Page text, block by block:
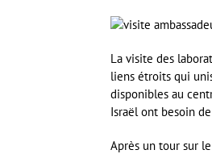
La visite des
liens étroits qui
disponibles au
Israël ont besoin
Après un tour sur